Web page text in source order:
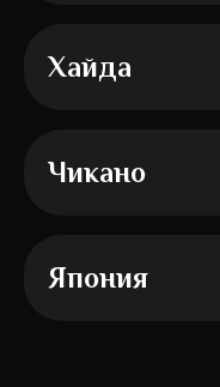
Хайда
Чикано
Япония